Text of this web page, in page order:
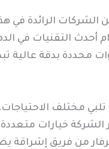
الرائدة في
أحدث التقنيات
بدقة عالية
مختلف
خيارات
من فريق